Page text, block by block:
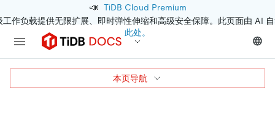
📣 TiDB Cloud Premium
作负载提供无限扩展、即时弹性伸缩和高级安全保障。此页面由 AI
此处。
本页导航